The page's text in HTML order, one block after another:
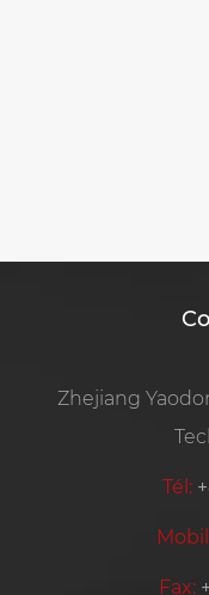
Zhejiang
Tél:
Fax: